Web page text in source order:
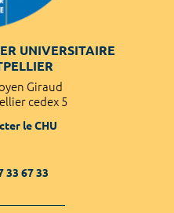
UNIVERSITAIRE
Giraud
cedex 5
le CHU
33 67 33